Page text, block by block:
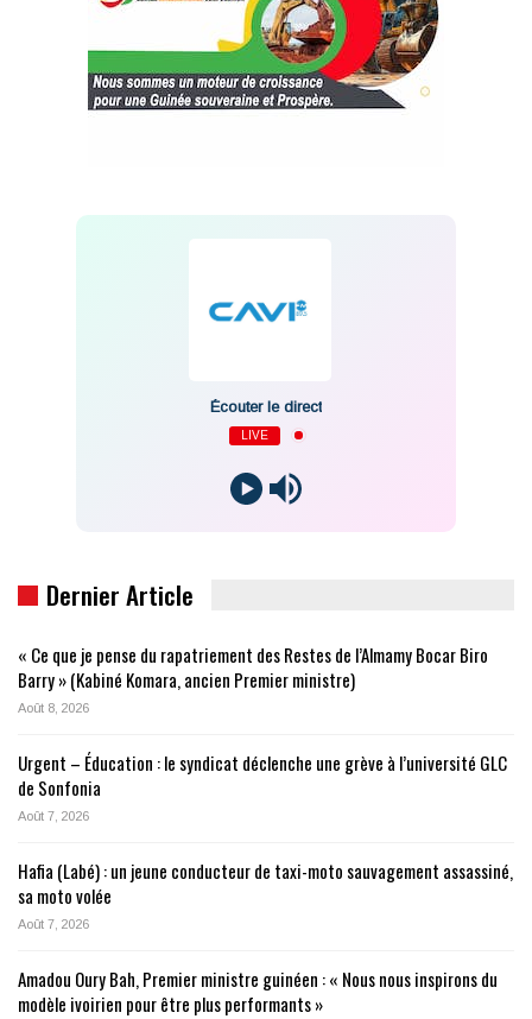
Écouter le direct
LIVE
Dernier Article
« Ce que je pense du rapatriement des Restes de l’Almamy Bocar Biro
Barry » (Kabiné Komara, ancien Premier ministre)
Août 8, 2026
Urgent – Éducation : le syndicat déclenche une grève à l’université GLC
de Sonfonia
Août 7, 2026
Hafia (Labé) : un jeune conducteur de taxi-moto sauvagement assassiné,
sa moto volée
Août 7, 2026
Amadou Oury Bah, Premier ministre guinéen : « Nous nous inspirons du
modèle ivoirien pour être plus performants »